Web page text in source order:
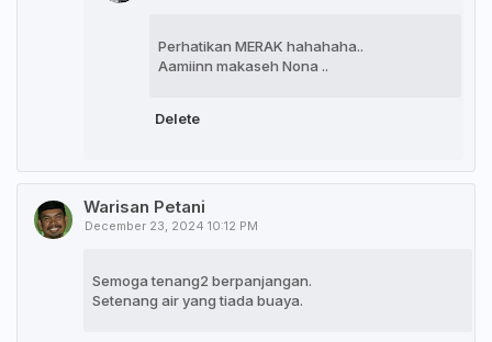
Perhatikan MERAK hahahaha..
Aamiinn makaseh Nona ..
Delete
Warisan Petani
December 23, 2024 10:12 PM
Semoga tenang2 berpanjangan.
Setenang air yang tiada buaya.